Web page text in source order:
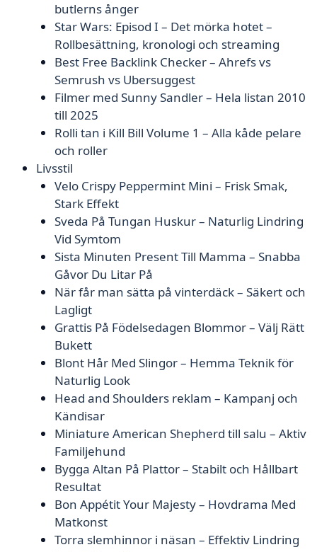
butlerns ånger
Star Wars: Episod I – Det mörka hotet –
Rollbesättning, kronologi och streaming
Best Free Backlink Checker – Ahrefs vs
Semrush vs Ubersuggest
Filmer med Sunny Sandler – Hela listan 2010
till 2025
Rolli tan i Kill Bill Volume 1 – Alla kåde pelare
och roller
Livsstil
Velo Crispy Peppermint Mini – Frisk Smak,
Stark Effekt
Sveda På Tungan Huskur – Naturlig Lindring
Vid Symtom
Sista Minuten Present Till Mamma – Snabba
Gåvor Du Litar På
När får man sätta på vinterdäck – Säkert och
Lagligt
Grattis På Födelsedagen Blommor – Välj Rätt
Bukett
Blont Hår Med Slingor – Hemma Teknik för
Naturlig Look
Head and Shoulders reklam – Kampanj och
Kändisar
Miniature American Shepherd till salu – Aktiv
Familjehund
Bygga Altan På Plattor – Stabilt och Hållbart
Resultat
Bon Appétit Your Majesty – Hovdrama Med
Matkonst
Torra slemhinnor i näsan – Effektiv Lindring